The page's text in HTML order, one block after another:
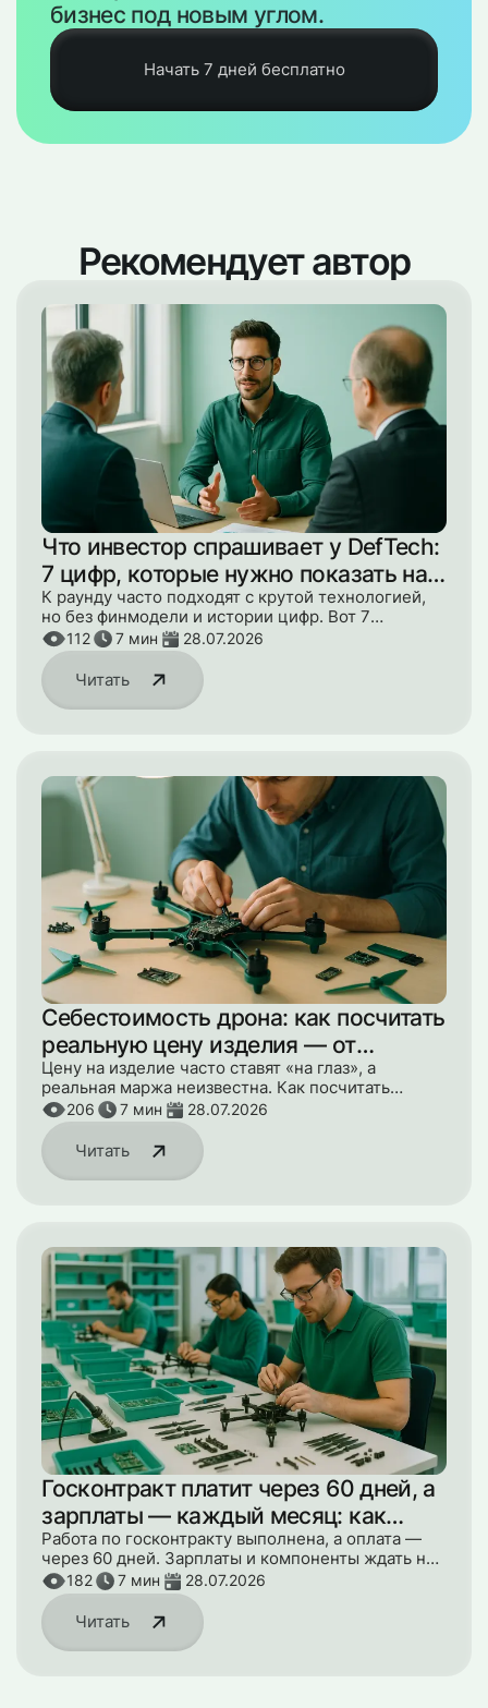
бизнес под новым углом.
Начать 7 дней бесплатно
Рекомендует автор
Что инвестор спрашивает у DefTech:
7 цифр, которые нужно показать на
due diligence
К раунду часто подходят с крутой технологией,
но без финмодели и истории цифр. Вот 7
показателей, которые инвестор попросит на due
diligence.
Читать
112 7 мин 28.07.2026
Себестоимость дрона: как посчитать
реальную цену изделия — от
компонентов до часов инженеров
Цену на изделие часто ставят «на глаз», а
реальная маржа неизвестна. Как посчитать
настоящую себестоимость — от компонентов до
часов инженеров и R&D.
Читать
206 7 мин 28.07.2026
Госконтракт платит через 60 дней, а
зарплаты — каждый месяц: как
пережить кассовый разрыв
Работа по госконтракту выполнена, а оплата —
через 60 дней. Зарплаты и компоненты ждать не
могут. Как пройти этот разрыв без паники и
кредитов.
Читать
182 7 мин 28.07.2026